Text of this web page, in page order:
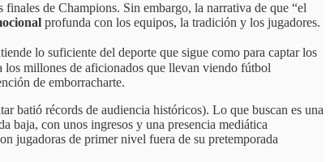
de Champions. Sin embargo, la narrativa de que “el
profunda con los equipos, la tradición y los jugadores.
lo suficiente del deporte que sigue como para captar los
los millones de aficionados que llevan viendo fútbol
de emborracharte.
batió récords de audiencia históricos). Lo que buscan es una
baja, con unos ingresos y una presencia mediática
jugadoras de primer nivel fuera de su pretemporada